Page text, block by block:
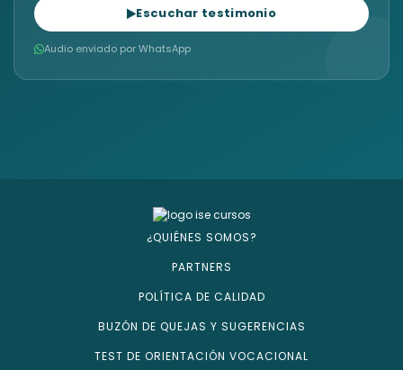
Escuchar testimonio
Audio enviado por WhatsApp
¿QUIÉNES SOMOS?
PARTNERS
POLÍTICA DE CALIDAD
BUZÓN DE QUEJAS Y SUGERENCIAS
TEST DE ORIENTACIÓN VOCACIONAL